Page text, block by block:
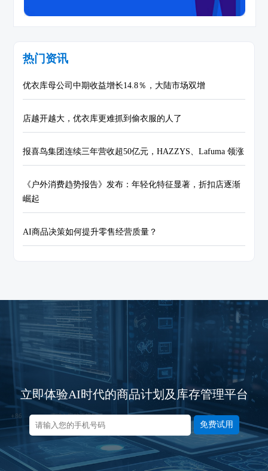
热门资讯
优衣库母公司中期收益增长14.8％，大陆市场双增
店越开越大，优衣库更难抓到偷衣服的人了
报喜鸟集团连续三年营收超50亿元，HAZZYS、Lafuma 领涨
《户外消费趋势报告》发布：年轻化特征显著，折扣店逐渐
崛起
AI商品决策如何提升零售经营质量？
立即体验AI时代的商品计划及库存管理平台
免费试用